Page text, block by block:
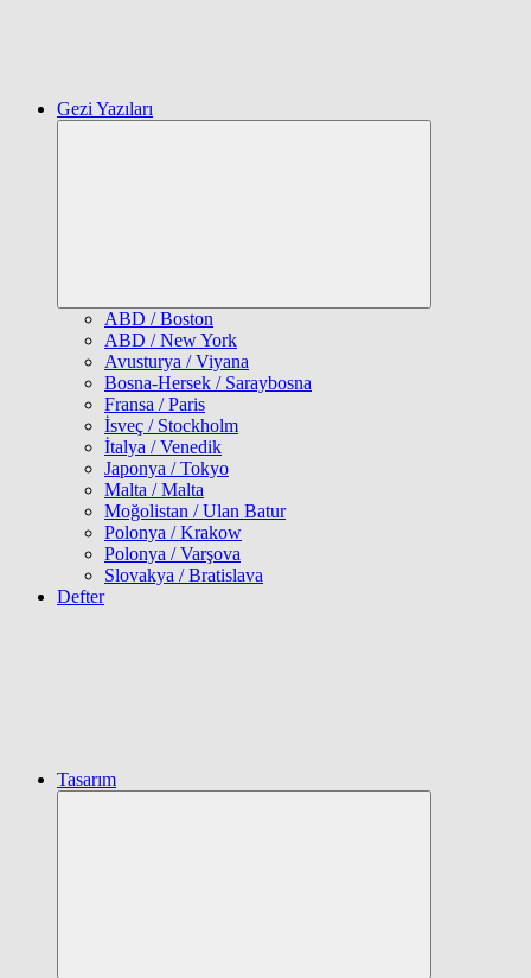
Gezi Yazıları
ABD / Boston
ABD / New York
Avusturya / Viyana
Bosna-Hersek / Saraybosna
Fransa / Paris
İsveç / Stockholm
İtalya / Venedik
Japonya / Tokyo
Malta / Malta
Moğolistan / Ulan Batur
Polonya / Krakow
Polonya / Varşova
Slovakya / Bratislava
Defter
Tasarım